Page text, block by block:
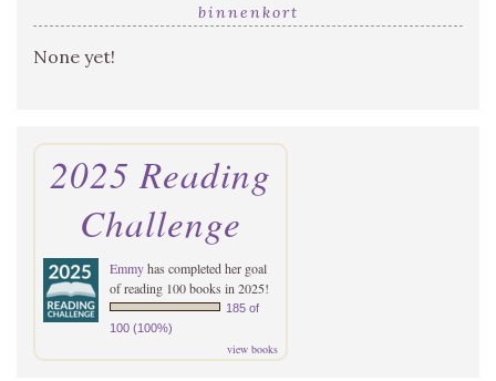
binnenkort
None yet!
2025 Reading
Challenge
Emmyhas completed her goal
of reading 100 books in 2025!
185 of
100 (100%)
view books